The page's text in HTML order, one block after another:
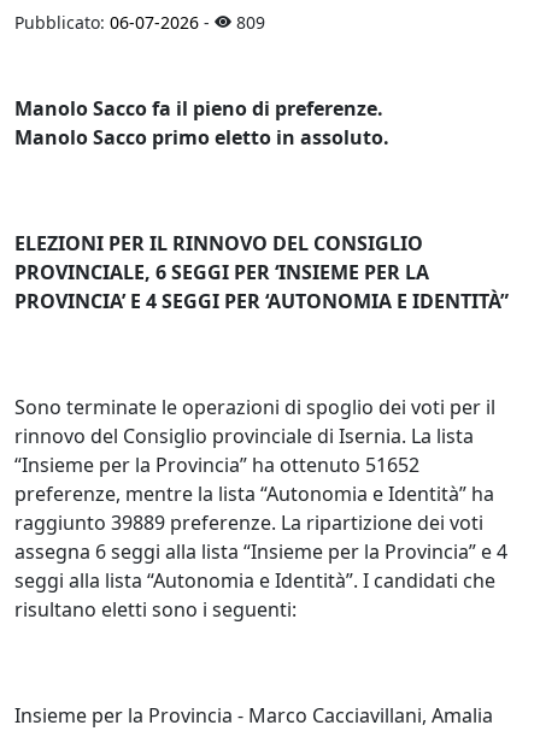
Pubblicato: 06-07-2026 - 809
Manolo Sacco fa il pieno di preferenze.
Manolo Sacco primo eletto in assoluto.
ELEZIONI PER IL RINNOVO DEL CONSIGLIO
PROVINCIALE, 6 SEGGI PER ‘INSIEME PER LA
PROVINCIA’ E 4 SEGGI PER ‘AUTONOMIA E IDENTITÀ”
Sono terminate le operazioni di spoglio dei voti per il
rinnovo del Consiglio provinciale di Isernia. La lista
“Insieme per la Provincia” ha ottenuto 51652
preferenze, mentre la lista “Autonomia e Identità” ha
raggiunto 39889 preferenze. La ripartizione dei voti
assegna 6 seggi alla lista “Insieme per la Provincia” e 4
seggi alla lista “Autonomia e Identità”. I candidati che
risultano eletti sono i seguenti:
Insieme per la Provincia - Marco Cacciavillani, Amalia